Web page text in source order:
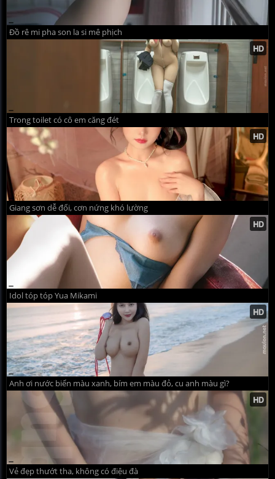
Đồ rê mi pha son la si mê phịch
Trong toilet có cô em căng đét
Giang sơn dễ đổi, cơn nứng khó lường
Idol tóp tóp Yua Mikami
Anh ơi nước biển màu xanh, bím em màu đỏ, cu anh màu gì?
Vẻ đẹp thướt tha, không có điệu đà